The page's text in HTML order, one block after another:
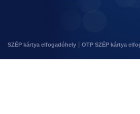
SZÉP kártya elfogadóhely OTP SZÉP kártya